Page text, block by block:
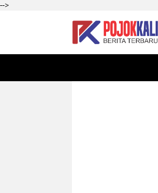
-->